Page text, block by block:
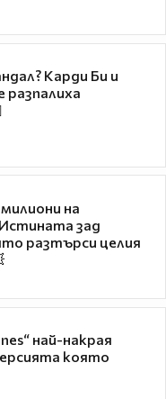
Карди Би и
на
зад
разтърси целия
най-накрая
която